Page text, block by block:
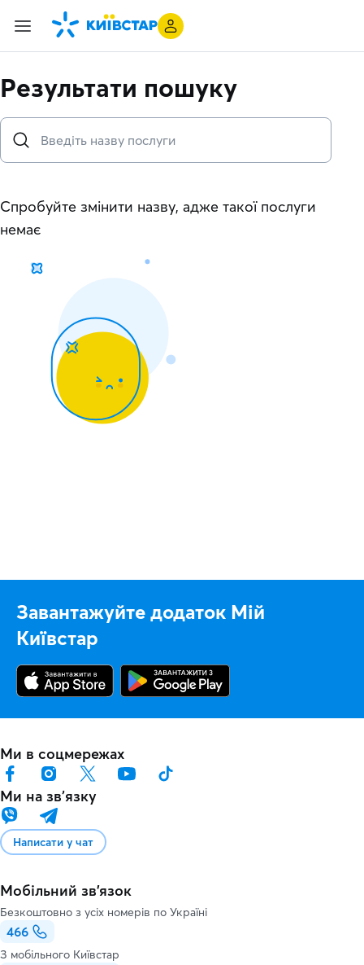
Результати пошуку
Спробуйте змінити назву, адже такої послуги
немає
Завантажуйте додаток Мій
Київстар
Ми в соцмережах
Ми на звʼязку
Написати у чат
Мобільний зв'язок
Безкоштовно з усіх номерів по Україні
466
З мобільного Київстар